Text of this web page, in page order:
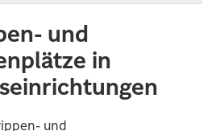
und
in
und